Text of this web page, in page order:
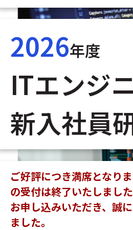
2026年度
ITエンジ
新入社員
ご好評につき満席となり
の受付は終了いたしました
お申し込みいただき、誠
ました。